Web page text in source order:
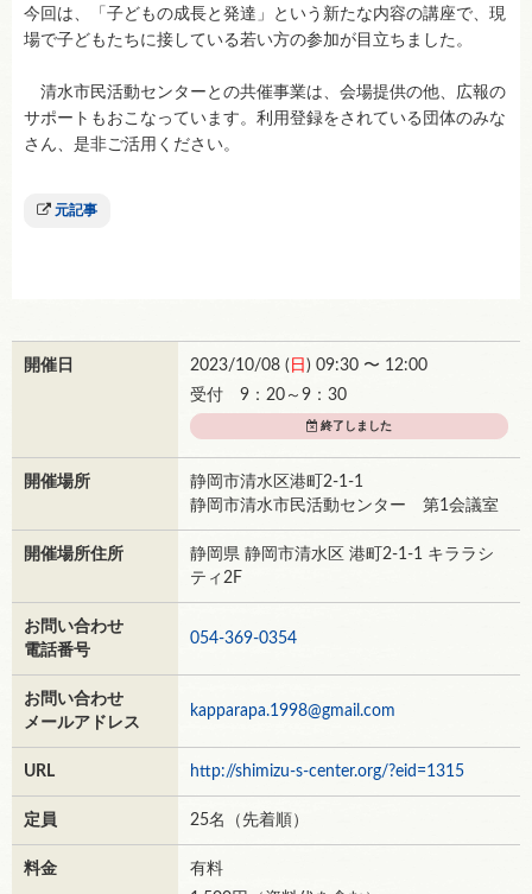
今回は、「子どもの成長と発達」という新たな内容の講座で、現
場で子どもたちに接している若い方の参加が目立ちました。
清水市民活動センターとの共催事業は、会場提供の他、広報の
サポートもおこなっています。利用登録をされている団体のみな
さん、是非ご活用ください。
元記事
開催日 2023/10/08 ( 日 ) 09:30 〜 12:00
受付 9：20～9：30
終了しました
開催場所
静岡市清水区港町2-1-1
静岡市清水市民活動センター 第1会議室
開催場所住所
静岡県 静岡市清水区 港町2-1-1 キララシ
ティ2F
お問い合わせ
電話番号
054-369-0354
お問い合わせ
メールアドレス
kapparapa.1998@gmail.com
URL http://shimizu-s-center.org/?eid=1315
定員 25名（先着順）
料金
有料